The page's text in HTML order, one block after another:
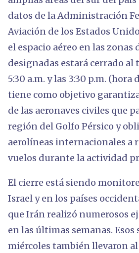
datos de la Administración
Aviación de los Estados
el espacio aéreo en las
designadas estará cerrado al
5:30 a.m. y las 3:30 p.m. (hora
tiene como objetivo
de las aeronaves civiles que
región del Golfo Pérsico y
aerolíneas internacionales a
vuelos durante la actividad
El cierre está siendo
Israel y en los países
que Irán realizó numerosos
en las últimas semanas.
miércoles también llevaron